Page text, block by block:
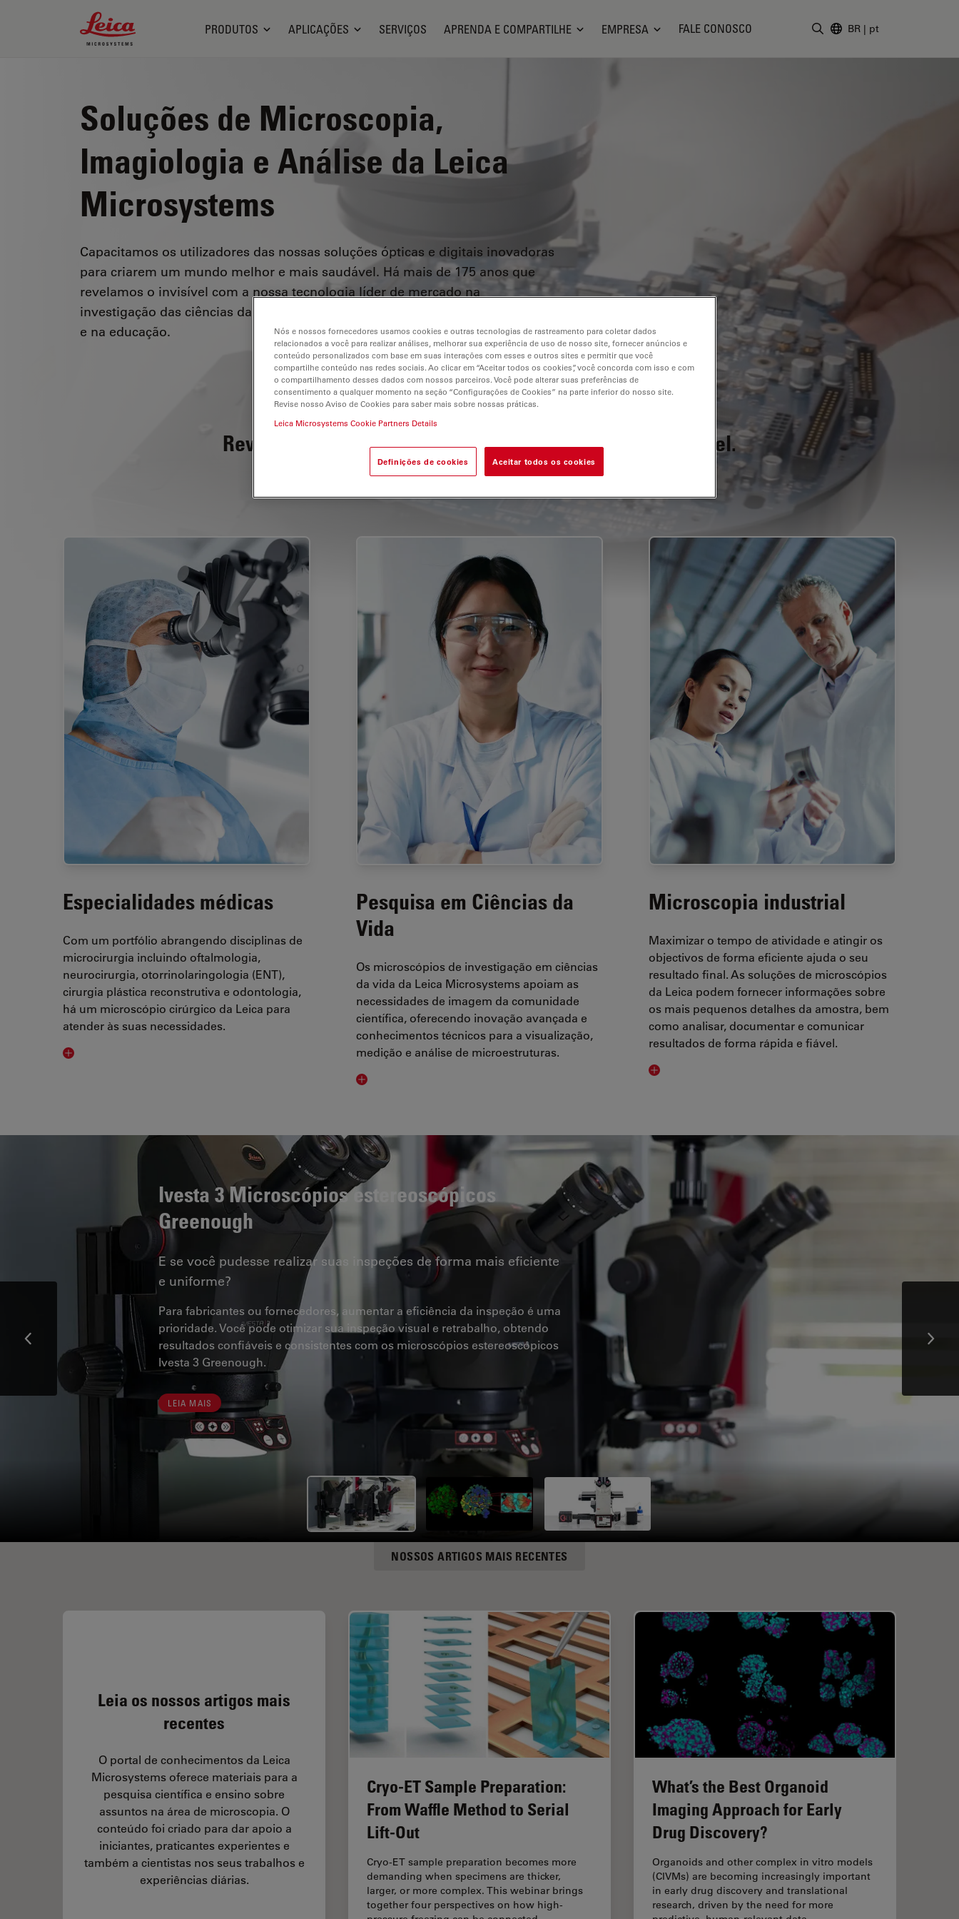
Leica Microsystems Logo
PRODUTOS APLICAÇÕES SERVIÇOS APRENDA E COMPARTILHE EMPRESA FALE CONOSCO BR | pt
Soluções de Microscopia,
Imagiologia e Análise da Leica
Microsystems
Capacitamos os utilizadores das nossas soluções ópticas e digitais inovadoras
para criarem um mundo melhor e mais saudável. Há mais de 175 anos que
revelamos o invisível com a nossa tecnologia líder de mercado na
investigação das ciências da vida, na indústria, na medicina, na ciência forense
e na educação.
Revelar o invisível para um mundo melhor e mais saudável.
Especialidades médicas
Com um portfólio abrangendo disciplinas de
microcirurgia incluindo oftalmologia,
neurocirurgia, otorrinolaringologia (ENT),
cirurgia plástica reconstrutiva e odontologia,
há um microscópio cirúrgico da Leica para
atender às suas necessidades.
Pesquisa em Ciências da
Vida
Os microscópios de investigação em ciências
da vida da Leica Microsystems apoiam as
necessidades de imagem da comunidade
científica, oferecendo inovação avançada e
conhecimentos técnicos para a visualização,
medição e análise de microestruturas.
Microscopia industrial
Maximizar o tempo de atividade e atingir os
objectivos de forma eficiente ajuda o seu
resultado final. As soluções de microscópios
da Leica podem fornecer informações sobre
os mais pequenos detalhes da amostra, bem
como analisar, documentar e comunicar
resultados de forma rápida e fiável.
Ivesta 3 Microscópios estereoscópicos
Greenough
E se você pudesse realizar suas inspeções de forma mais eficiente
e uniforme?
Para fabricantes ou fornecedores, aumentar a eficiência da inspeção é uma
prioridade. Você pode otimizar sua inspeção visual e retrabalho, obtendo
resultados confiáveis e consistentes com os microscópios estereoscópicos
Ivesta 3 Greenough.
LEIA MAIS
NOSSOS ARTIGOS MAIS RECENTES
Leia os nossos artigos mais
recentes
O portal de conhecimentos da Leica
Microsystems oferece materiais para a
pesquisa científica e ensino sobre
assuntos na área de microscopia. O
conteúdo foi criado para dar apoio a
iniciantes, praticantes experientes e
também a cientistas nos seus trabalhos e
experiências diárias.
Cryo-ET Sample Preparation:
From Waffle Method to Serial
Lift-Out
Cryo-ET sample preparation becomes more
demanding when specimens are thicker,
larger, or more complex. This webinar brings
together four perspectives on how high-
What’s the Best Organoid
Imaging Approach for Early
Drug Discovery?
Organoids and other complex in vitro models
(CIVMs) are becoming increasingly important
in early drug discovery and translational
research, driven by the need for more
Nós e nossos fornecedores usamos cookies e outras tecnologias de rastreamento para coletar dados
relacionados a você para realizar análises, melhorar sua experiência de uso de nosso site, fornecer anúncios e
conteúdo personalizados com base em suas interações com esses e outros sites e permitir que você
compartilhe conteúdo nas redes sociais. Ao clicar em “Aceitar todos os cookies”, você concorda com isso e com
o compartilhamento desses dados com nossos parceiros. Você pode alterar suas preferências de
consentimento a qualquer momento na seção “Configurações de Cookies” na parte inferior do nosso site.
Revise nosso Aviso de Cookies para saber mais sobre nossas práticas.
Leica Microsystems Cookie Partners Details
Definições de cookies Aceitar todos os cookies